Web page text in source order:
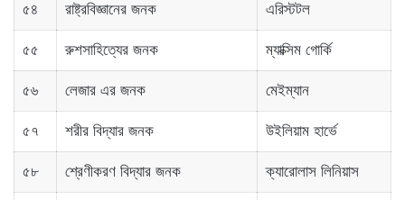
৫৪ রাষ্ট্রবিজ্ঞানের জনক এরিস্টটল
৫৫ রুশসাহিত্যের জনক ম্যাক্সিম গোর্কি
৫৬ লেজার এর জনক মেইম্যান
৫৭ শরীর বিদ্যার জনক উইলিয়াম হার্ভে
৫৮ শ্রেণীকরণ বিদ্যার জনক ক্যারোলাস লিনিয়াস